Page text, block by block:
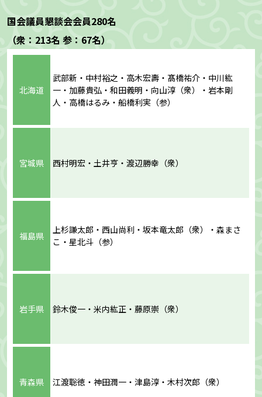
国会議員懇談会会員280名
（衆：213名 参：67名）
北海道
武部新・中村裕之・高木宏壽・髙橋祐介・中川紘
一・加藤貴弘・和田義明・向山淳（衆）・岩本剛
人・高橋はるみ・船橋利実（参）
宮城県 西村明宏・土井亨・渡辺勝幸（衆）
福島県
上杉謙太郎・西山尚利・坂本竜太郎（衆）・森まさ
こ・星北斗（参）
岩手県 鈴木俊一・米内紘正・藤原崇（衆）
青森県 江渡聡徳・神田潤一・津島淳・木村次郎（衆）